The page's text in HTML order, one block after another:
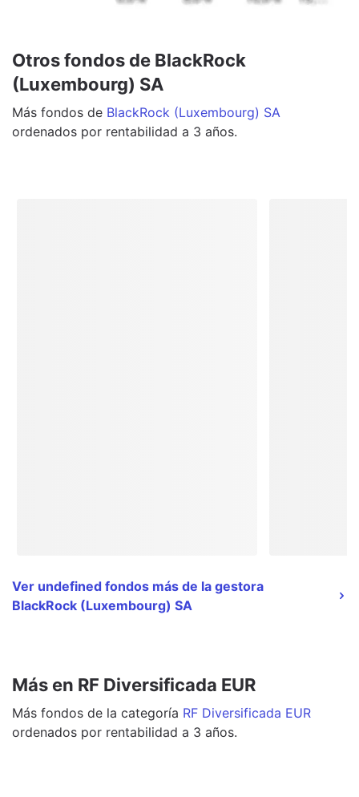
Otros fondos de BlackRock
(Luxembourg) SA
Más fondos de BlackRock (Luxembourg) SA
ordenados por rentabilidad a 3 años.
Ver undefined fondos más de la gestora
BlackRock (Luxembourg) SA
Más en RF Diversificada EUR
Más fondos de la categoría RF Diversificada EUR
ordenados por rentabilidad a 3 años.